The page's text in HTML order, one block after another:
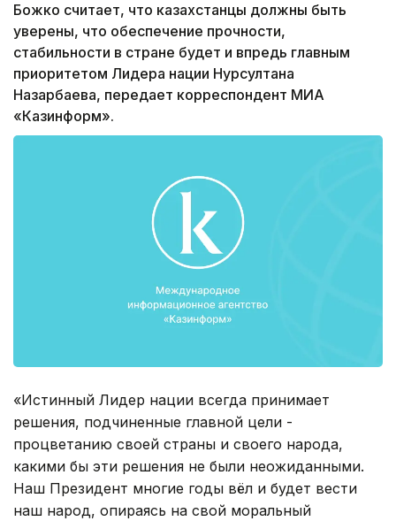
Божко считает, что казахстанцы должны быть
уверены, что обеспечение прочности,
стабильности в стране будет и впредь главным
приоритетом Лидера нации Нурсултана
Назарбаева, передает корреспондент МИА
«Казинформ».
«Истинный Лидер нации всегда принимает
решения, подчиненные главной цели -
процветанию своей страны и своего народа,
какими бы эти решения не были неожиданными.
Наш Президент многие годы вёл и будет вести
наш народ, опираясь на свой моральный